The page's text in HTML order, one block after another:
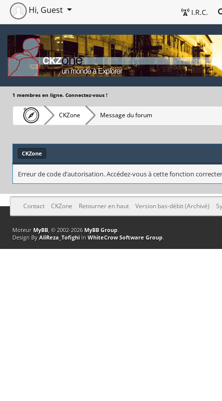
I.R.C.
Hi, Guest
1 membres en ligne. Connectez-vous !
CKZone Message du forum
CKZone
Erreur de code d’autorisation. Accédez-vous à cette fonction
Contact CKZone Retourner en haut Version bas-débit (Archivé)
Moteur MyBB, © 2002-2026 MyBB Group.
Design By AliReza_TofighiIn WhiteCrow Software Group.